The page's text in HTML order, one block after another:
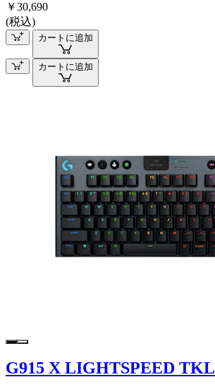
￥30,690
(税込)
カートに追加
カートに追加
G915 X LIGHTSPEED TKL